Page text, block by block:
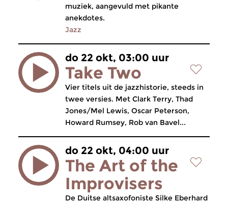
muziek, aangevuld met pikante
anekdotes.
Jazz
do 22 okt, 03:00 uur
Take Two
Vier titels uit de jazzhistorie, steeds in
twee versies. Met Clark Terry, Thad
Jones/Mel Lewis, Oscar Peterson,
Howard Rumsey, Rob van Bavel...
do 22 okt, 04:00 uur
The Art of the
Improvisers
De Duitse altsaxofoniste Silke Eberhard